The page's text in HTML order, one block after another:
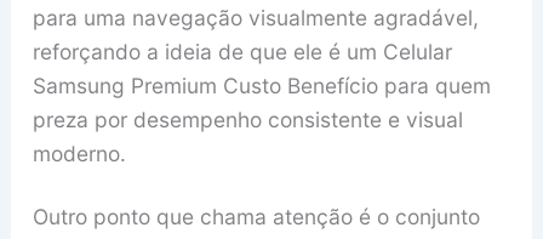
para uma navegação visualmente agradável,
reforçando a ideia de que ele é um Celular
Samsung Premium Custo Benefício para quem
preza por desempenho consistente e visual
moderno.
Outro ponto que chama atenção é o conjunto